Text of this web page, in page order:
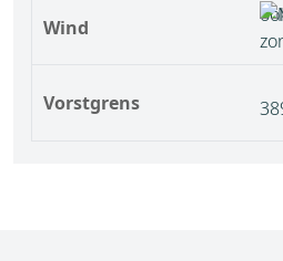
Wind
Vorstgrens